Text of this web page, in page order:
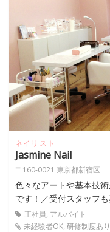
ネイリスト
Jasmine Nail
〒160-0021 東京都新宿区
色々なアートや基本技
です！／受付スタッフも
正社員, アルバイト
未経験者OK, 研修制度あ